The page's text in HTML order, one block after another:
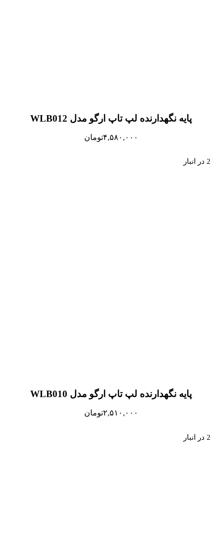
پایه نگهدارنده لپ تاپ ارگو مدل WLB012
۴,۵۸۰,۰۰۰تومان
2 در انبار
پایه نگهدارنده لپ تاپ ارگو مدل WLB010
۲,۵۱۰,۰۰۰تومان
2 در انبار